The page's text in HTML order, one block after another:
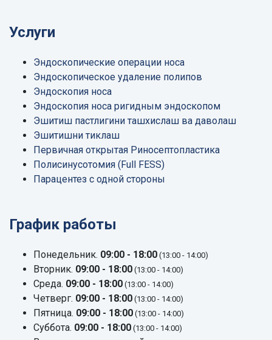
Услуги
Эндоскопические операции носа
Эндоскопическое удаление полипов
Эндоскопия носа
Эндоскопия носа ригидным эндоскопом
Эшитиш пастлигини ташхислаш ва даволаш
Эшитишни тиклаш
Первичная открытая Риносептопластика
Полисинусотомия (Full FESS)
Парацентез с одной стороны
График работы
Понедельник. 09:00 - 18:00 (13:00 - 14:00)
Вторник. 09:00 - 18:00 (13:00 - 14:00)
Среда. 09:00 - 18:00 (13:00 - 14:00)
Четверг. 09:00 - 18:00 (13:00 - 14:00)
Пятница. 09:00 - 18:00 (13:00 - 14:00)
Суббота. 09:00 - 18:00 (13:00 - 14:00)